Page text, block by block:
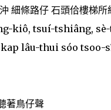
細條路仔 石頭佮樓梯
kiô, tsuí-tshiâng,
lâu-thui sóo tsoo-
著鳥仔聲